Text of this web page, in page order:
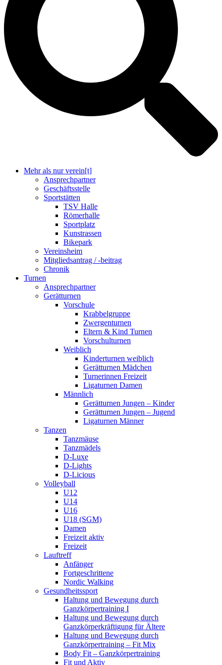
Mehr als nur verein[t]
Ansprechpartner
Geschäftsstelle
Sportstätten
TSV Halle
Römerhalle
Sportplatz
Kunstrassen
Bikepark
Vereinsheim
Mitgliedsantrag / -beitrag
Chronik
Turnen
Ansprechpartner
Gerätturnen
Vorschule
Krabbelgruppe
Zwergenturnen
Eltern & Kind Turnen
Vorschulturnen
Weiblich
Kinderturnen weiblich
Gerätturnen Mädchen
Turnerinnen Freizeit
Ligaturnen Damen
Männlich
Gerätturnen Jungen – Kinder
Gerätturnen Jungen – Jugend
Ligaturnen Männer
Tanzen
Tanzmäuse
Tanzmädels
D-Luxe
D-Lights
D-Licious
Volleyball
U12
U14
U16
U18 (SGM)
Damen
Freizeit aktiv
Freizeit
Lauftreff
Anfänger
Fortgeschrittene
Nordic Walking
Gesundheitssport
Haltung und Bewegung durch
Ganzkörpertraining I
Haltung und Bewegung durch
Ganzkörperkräftigung für Ältere
Haltung und Bewegung durch
Ganzkörpertraining – Fit Mix
Body Fit – Ganzkörpertraining
Fit und Aktiv